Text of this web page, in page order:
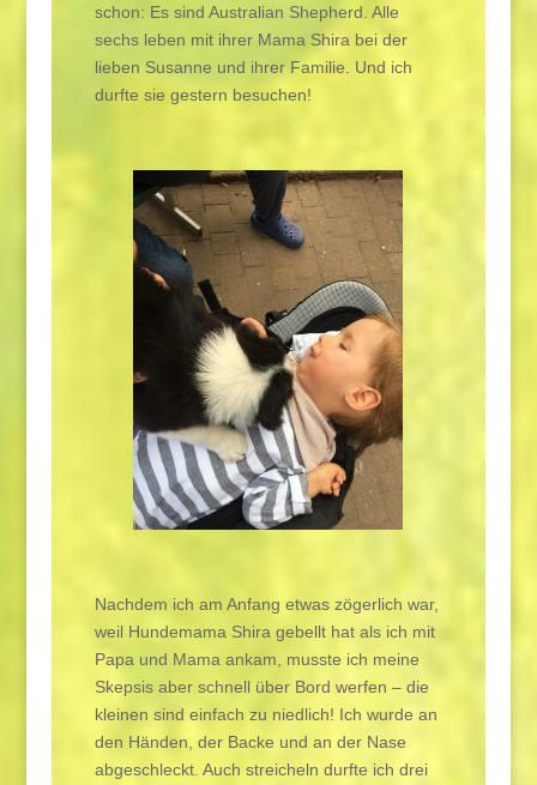
schon: Es sind Australian Shepherd. Alle
sechs leben mit ihrer Mama Shira bei der
lieben Susanne und ihrer Familie. Und ich
durfte sie gestern besuchen!
Nachdem ich am Anfang etwas zögerlich war,
weil Hundemama Shira gebellt hat als ich mit
Papa und Mama ankam, musste ich meine
Skepsis aber schnell über Bord werfen – die
kleinen sind einfach zu niedlich! Ich wurde an
den Händen, der Backe und an der Nase
abgeschleckt. Auch streicheln durfte ich drei